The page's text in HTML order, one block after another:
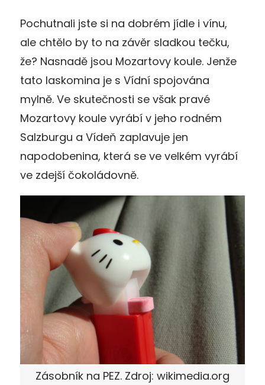
Pochutnali jste si na dobrém jídle i vínu,
ale chtělo by to na závěr sladkou tečku,
že? Nasnadě jsou Mozartovy koule. Jenže
tato laskomina je s Vídní spojována
mylně. Ve skutečnosti se však pravé
Mozartovy koule vyrábí v jeho rodném
Salzburgu a Vídeň zaplavuje jen
napodobenina, která se ve velkém vyrábí
ve zdejší čokoládovně.
Zásobník na PEZ. Zdroj: wikimedia.org